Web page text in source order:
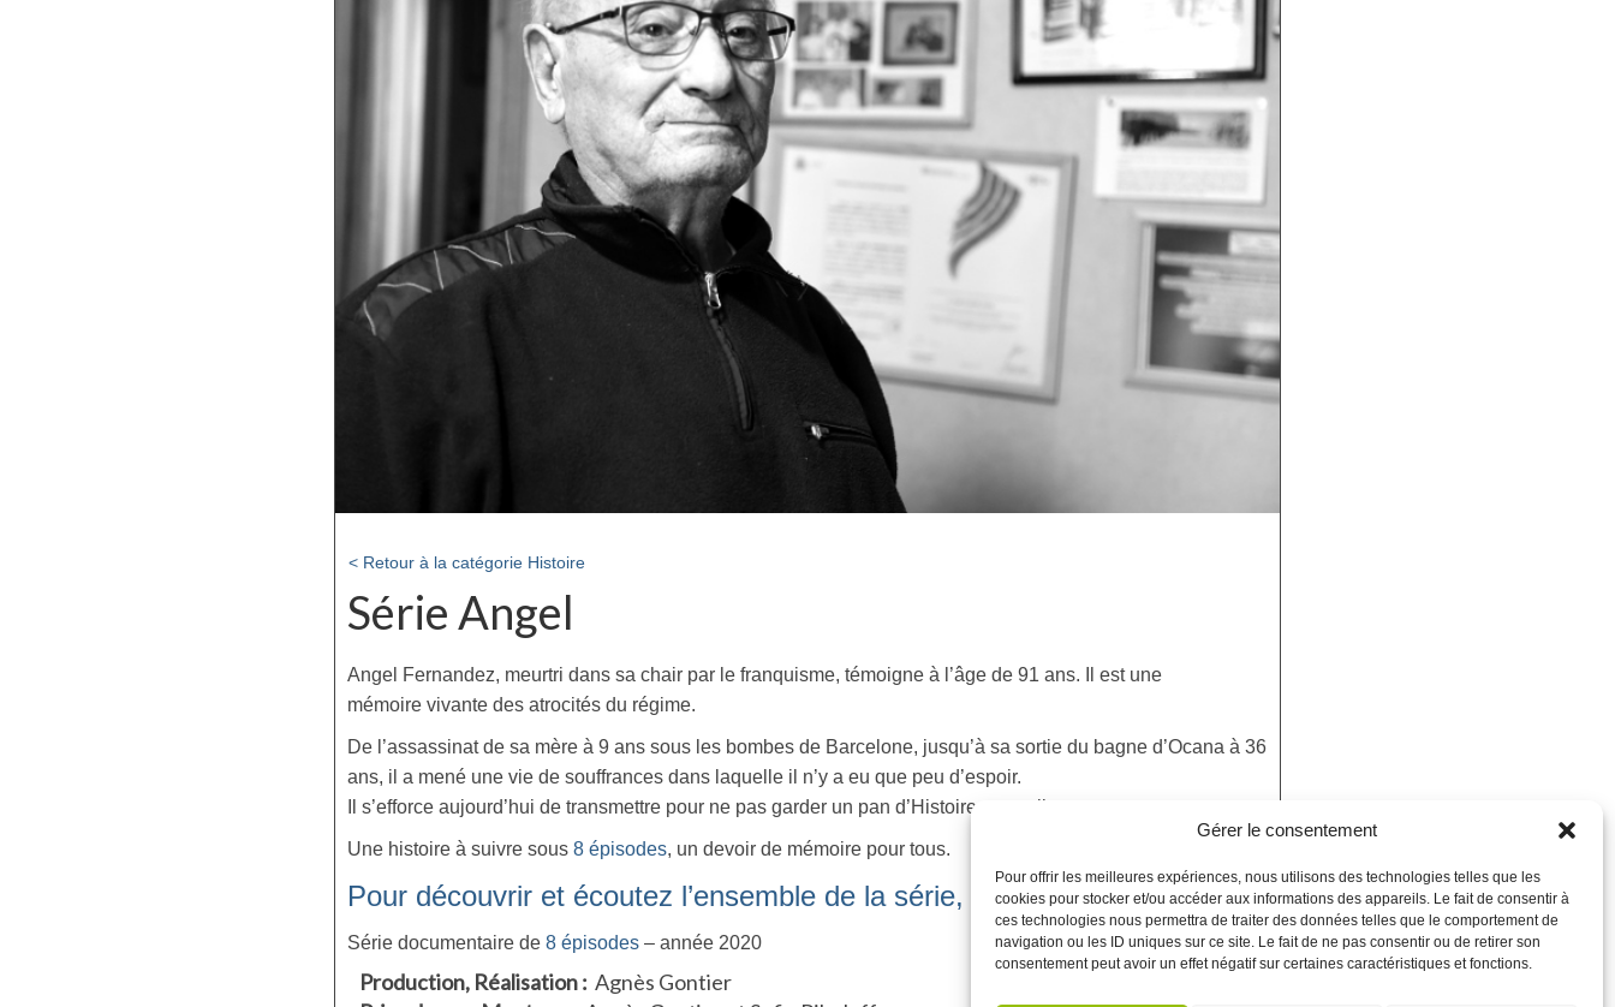
Gérer le consentement
Pour offrir les meilleures expériences, nous utilisons des technologies telles que les
cookies pour stocker et/ou accéder aux informations des appareils. Le fait de consentir à
ces technologies nous permettra de traiter des données telles que le comportement de
navigation ou les ID uniques sur ce site. Le fait de ne pas consentir ou de retirer son
consentement peut avoir un effet négatif sur certaines caractéristiques et fonctions.
< Retour à la catégorie Histoire
Série Angel
Angel Fernandez, meurtri dans sa chair par le franquisme, témoigne à l’âge de 91 ans. Il est une
mémoire vivante des atrocités du régime.
De l’assassinat de sa mère à 9 ans sous les bombes de Barcelone, jusqu’à sa sortie du bagne d’Ocana à 36
ans, il a mené une vie de souffrances dans laquelle il n’y a eu que peu d’espoir.
Il s’efforce aujourd’hui de transmettre pour ne pas garder un pan d’Histoire sous silence.
Une histoire à suivre sous 8 épisodes, un devoir de mémoire pour tous.
Pour découvrir et écoutez l’ensemble de la série, cliquez ICI
Série documentaire de 8 épisodes– année 2020
Production, Réalisation : Agnès Gontier